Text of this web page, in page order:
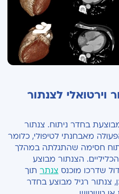
וירטואלי לצנתור
בחדר ניתוח. צנתור
מאבחנתי לטיפולי, כלומר
חסימה שהתגלתה במהלך
הצנתור מבוצע
שדרכו מוכנס צנתר תוך
צנתור רגיל מבוצע בחדר